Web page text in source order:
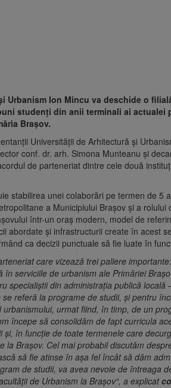
Urbanism Ion Mincu va deschide o
studenți din anii terminali ai
Brașov.
Universității de Arhitectură și
conf. dr. arh. Simona Munteanu și
de parteneriat dintre cele două
stabilirea unei colaborări pe termen de 5
a Municipiului Brașov și a rolului
într-un oraș modern, model de
abordate și infrastructurii create în acest
ca decizii punctuale să fie luate în
care vizează trei paliere
serviciile de urbanism ale Primăriei
specialiștii din administrația publică locală
referă la programe de studii, și pentru
urmat fiind, în timp, de un
începe să consolidăm de fapt curricula
și, în funcție de toate termenele care
la Brașov. Cel mai probabil discutăm
să fie atinse în așa fel încât să dăm
de studii, va avea nevoie de întreaga
de Urbanism la Brașov“, a explicat